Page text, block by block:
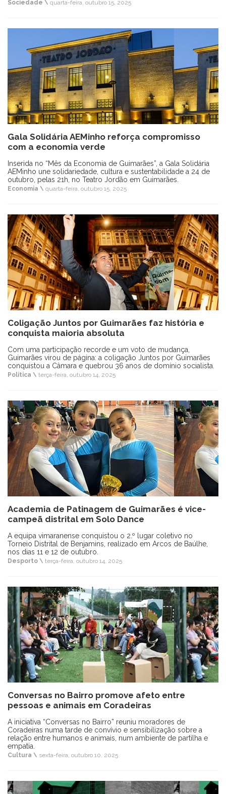
Sociedade \ quarta-feira, outubro 15, 2025
Gala Solidária AEMinho reforça compromisso
com a economia verde
Inserida no “Mês da Economia de Guimarães”, a Gala Solidária
AEMinho une solidariedade, cultura e sustentabilidade a 24 de
outubro, pelas 21h, no Teatro Jordão em Guimarães.
Economia \ quarta-feira, outubro 15, 2025
Coligação Juntos por Guimarães faz história e
conquista maioria absoluta
Com uma participação recorde e um voto de mudança,
Guimarães virou de página: a coligação Juntos por Guimarães
conquistou a Câmara e quebrou 36 anos de domínio socialista.
Política \ terça-feira, outubro 14, 2025
Academia de Patinagem de Guimarães é vice-
campeã distrital em Solo Dance
A equipa vimaranense conquistou o 2.º lugar coletivo no
Torneio Distrital de Benjamins, realizado em Arcos de Baúlhe,
nos dias 11 e 12 de outubro.
Desporto \ terça-feira, outubro 14, 2025
Conversas no Bairro promove afeto entre
pessoas e animais em Coradeiras
A iniciativa “Conversas no Bairro” reuniu moradores de
Coradeiras numa tarde de convívio e sensibilização sobre a
relação entre humanos e animais, num ambiente de partilha e
empatia.
Cultura \ sexta-feira, outubro 10, 2025